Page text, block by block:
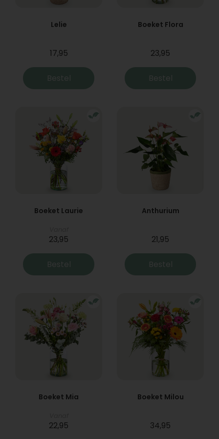
Lelie
17,95
Bestel
Boeket Flora
23,95
Bestel
Boeket Laurie
23,95
Bestel
Anthurium
21,95
Bestel
Boeket Mia
22,95
Boeket Milou
34,95